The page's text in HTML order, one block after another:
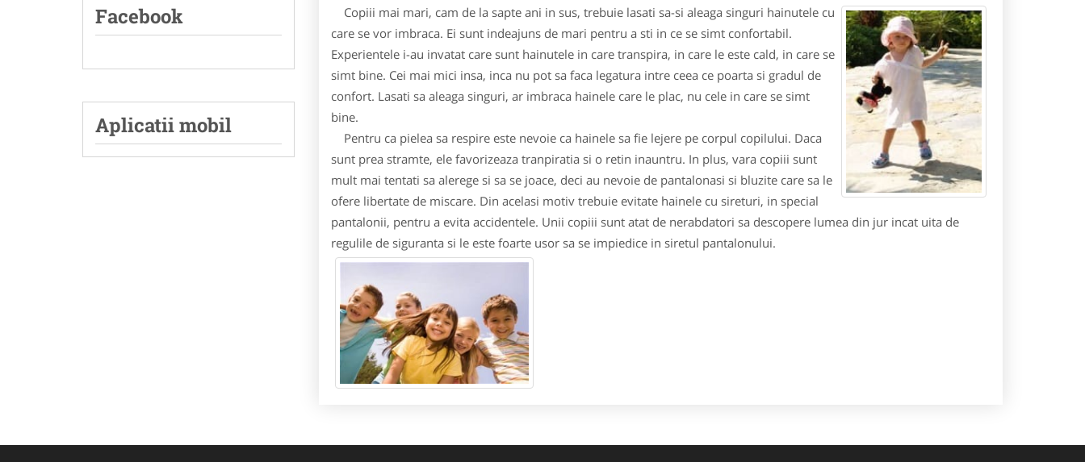
Facebook
Aplicatii mobil
Copiii mai mari, cam de la sapte ani in sus, trebuie lasati sa-si aleaga singuri hainutele cu
care se vor imbraca. Ei sunt indeajuns de mari pentru a sti in ce se simt confortabil.
Experientele i-au invatat care sunt hainutele in care transpira, in care le este cald, in care se
simt bine. Cei mai mici insa, inca nu pot sa faca legatura intre ceea ce poarta si gradul de
confort. Lasati sa aleaga singuri, ar imbraca hainele care le plac, nu cele in care se simt
bine.
Pentru ca pielea sa respire este nevoie ca hainele sa fie lejere pe corpul copilului. Daca
sunt prea stramte, ele favorizeaza tranpiratia si o retin inauntru. In plus, vara copiii sunt
mult mai tentati sa alerege si sa se joace, deci au nevoie de pantalonasi si bluzite care sa le
ofere libertate de miscare. Din acelasi motiv trebuie evitate hainele cu sireturi, in special
pantalonii, pentru a evita accidentele. Unii copiii sunt atat de nerabdatori sa descopere lumea din jur incat uita de
regulile de siguranta si le este foarte usor sa se impiedice in siretul pantalonului.